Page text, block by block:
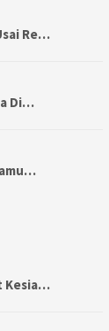
Re…
Di…
Kesia…